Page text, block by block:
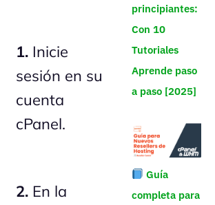
1. Inicie
sesión en su
cuenta
cPanel.
2. En la
principiantes:
Con 10
Tutoriales
Aprende paso
a paso [2025]
Guía
completa para